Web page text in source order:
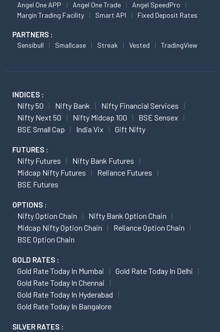
Angel One APP Angel One Trade
Angel SpeedPro
Margin Trading Facility
Smart API Fixed Deposit Rates
PARTNERS :
Sensibull Smallcase Streak Vested TradingView
INDICES :
Nifty 50 Nifty Bank
Nifty Financial Services
Nifty Next 50
Nifty Midcap 100
BSE Sensex
BSE Small Cap
India Vix Gift Nifty
FUTURES :
Nifty Futures
Nifty Bank Futures
Midcap Nifty Futures
Reliance Futures
BSE Futures
OPTIONS :
Nifty Option Chain
Nifty Bank Option Chain
Midcap Nifty Option Chain
Reliance Option Chain
BSE Option Chain
GOLD RATES :
Gold Rate Today In Mumbai
Gold Rate Today In Delhi
Gold Rate Today In Chennai
Gold Rate Today In Hyderabad
Gold Rate Today In Bangalore
SILVER RATES :